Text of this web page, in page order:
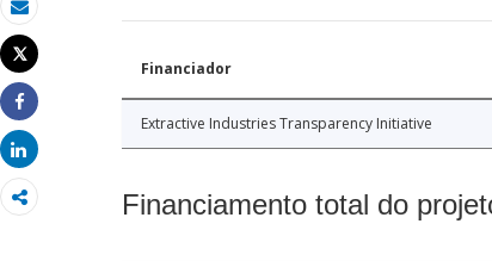
Email
Imprimir
Tweet
Share
Share
Financiador
Extractive Industries Transparency Initiative
Financiamento total do